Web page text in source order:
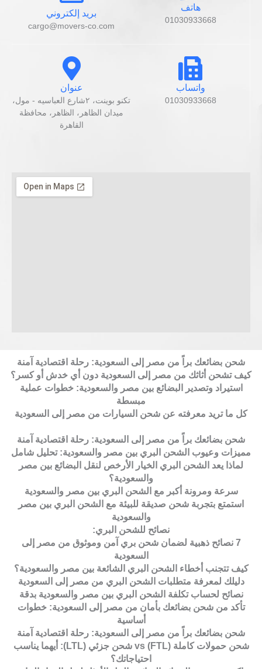
هاتف
01030933668
بريد إلكتروني
cargo@movers-co.com
واتساب
01030933668
عنوان
تكنو بوينت، ٢شارع العباسيه - مول،
ميدان الظاهر، الظاهر، محافظة
القاهرة‬
شحن بضائعك براً من مصر إلى السعودية: رحلة اقتصادية آمنة
كيف تشحن أثاثك من مصر إلى السعودية دون أي خدش أو كسر؟
استيراد وتصدير البضائع بين مصر والسعودية: خطوات عملية
مبسطة
كل ما تريد معرفته عن شحن السيارات من مصر إلى السعودية
شحن بضائعك براً من مصر إلى السعودية: رحلة اقتصادية آمنة
مميزات وعيوب الشحن البري بين مصر والسعودية: تحليل شامل
لماذا يعد الشحن البري الخيار الأرخص لنقل البضائع بين مصر
والسعودية؟
سرعة ومرونة أكبر مع الشحن البري بين مصر والسعودية
استمتع بتجربة شحن صديقة للبيئة مع الشحن البري بين مصر
والسعودية
نصائح للشحن البري:
7 نصائح ذهبية لضمان شحن بري آمن وموثوق من مصر إلى
السعودية
كيف تتجنب أخطاء الشحن البري الشائعة بين مصر والسعودية؟
دليلك لمعرفة متطلبات الشحن البري من مصر إلى السعودية
نصائح لحساب تكلفة الشحن البري بين مصر والسعودية بدقة
تأكد من شحن بضائعك بأمان من مصر إلى السعودية: خطوات
أساسية
شحن بضائعك براً من مصر إلى السعودية: رحلة اقتصادية آمنة
شحن حمولات كاملة (FTL) vs شحن جزئي (LTL): أيهما يناسب
احتياجاتك؟